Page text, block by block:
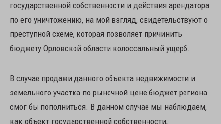
государственной собственности и действия арендатора
по его уничтожению, на мой взгляд, свидетельствуют о
преступной схеме, которая позволяет причинить
бюджету Орловской области колоссальный ущерб.
В случае продажи данного объекта недвижимости и
земельного участка по рыночной цене бюджет региона
смог бы пополниться. В данном случае мы наблюдаем,
как объект государственной собственности,